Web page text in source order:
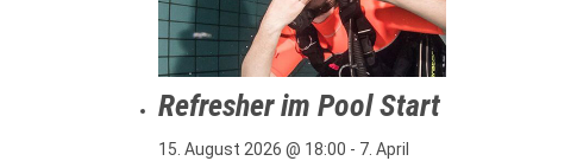
Refresher im Pool Start
15. August 2026 @ 18:00 - 7. April